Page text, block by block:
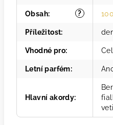
?
Obsah:
Příležitost:
Vhodné pro:
Letní parfém:
Hlavní akordy: